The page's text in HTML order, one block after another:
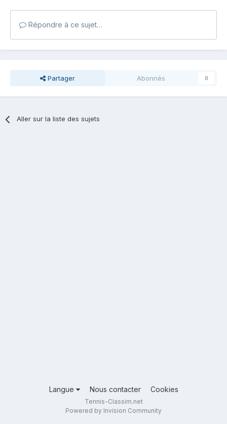
Répondre à ce sujet…
Partager Abonnés 0
Aller sur la liste des sujets
Langue Nous contacter Cookies
Tennis-Classim.net
Powered by Invision Community